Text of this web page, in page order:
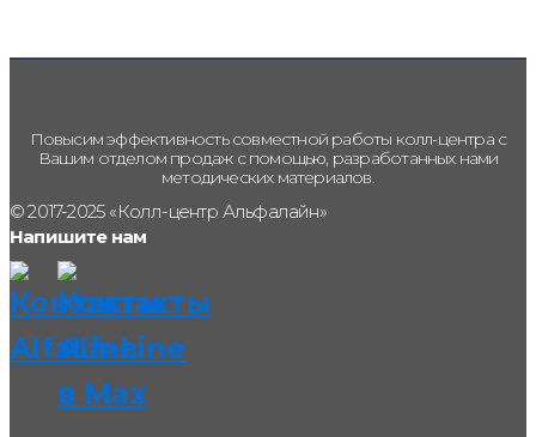
Повысим эффективность совместной работы колл-центра с
Вашим отделом продаж с помощью, разработанных нами
методических материалов.
© 2017-2025 «Колл-центр Альфалайн»
Напишите нам